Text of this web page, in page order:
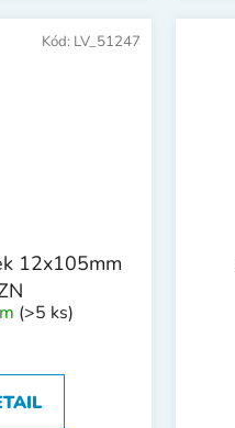
12x105mm
(>5 ks)
Kód: LV_51247